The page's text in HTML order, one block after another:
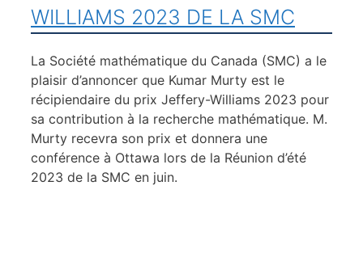
WILLIAMS 2023 DE LA SMC
La Société mathématique du Canada (SMC) a le
plaisir d’annoncer que Kumar Murty est le
récipiendaire du prix Jeffery-Williams 2023 pour
sa contribution à la recherche mathématique. M.
Murty recevra son prix et donnera une
conférence à Ottawa lors de la Réunion d’été
2023 de la SMC en juin.